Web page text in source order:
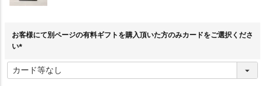
お客様にて別ページの有料ギフトを購入頂いた方のみカードをご選択くださ
い
必
須